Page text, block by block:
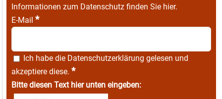
Informationen zum Datenschutz finden Sie hier.
E-Mail *
Ich habe die Datenschutzerklärung gelesen und
akzeptiere diese. *
Bitte diesen Text hier unten eingeben: